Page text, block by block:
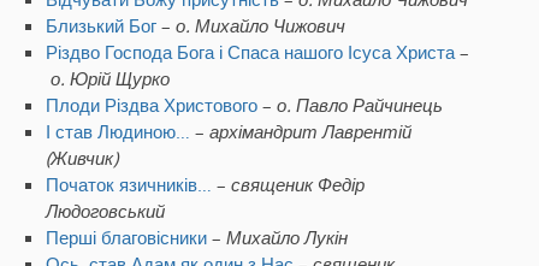
Близький Бог– о. Михайло Чижович
Різдво Господа Бога і Спаса нашого Ісуса Христа–
о. Юрій Щурко
Плоди Різдва Христового– о. Павло Райчинець
І став Людиною…
– архімандрит Лаврентій
(Живчик)
Початок язичників…
– священик Федір
Людоговський
Перші благовісники– Михайло Лукін